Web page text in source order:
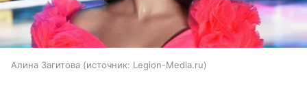
Алина Загитова источник: Legion-Media.ru